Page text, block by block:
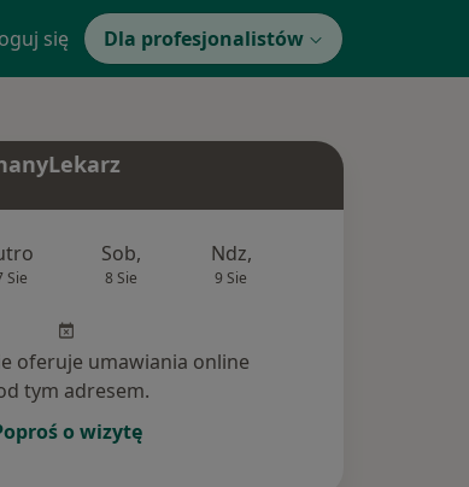
się Dla profesjonalistów
Sie
Sob,
8 Sie
Ndz,
9 Sie
oferuje umawiania online
tym adresem.
o wizytę